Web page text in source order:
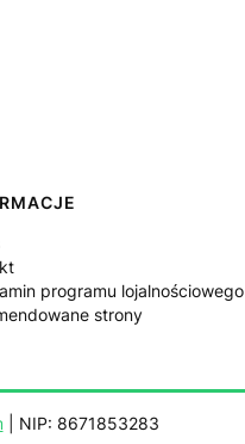
programu lojalnościowego
strony
| NIP: 8671853283